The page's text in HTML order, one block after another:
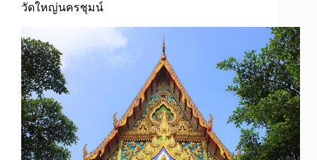
วัดใหญ่นครชุมน์